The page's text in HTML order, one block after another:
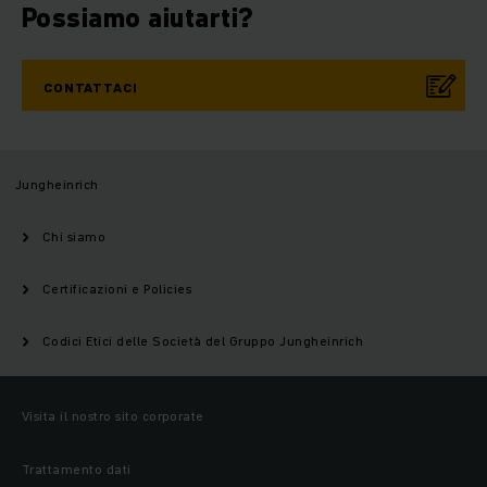
Possiamo aiutarti?
CONTATTACI
Jungheinrich
Chi siamo
Certificazioni e Policies
Codici Etici delle Società del Gruppo Jungheinrich
Visita il nostro sito corporate
Trattamento dati